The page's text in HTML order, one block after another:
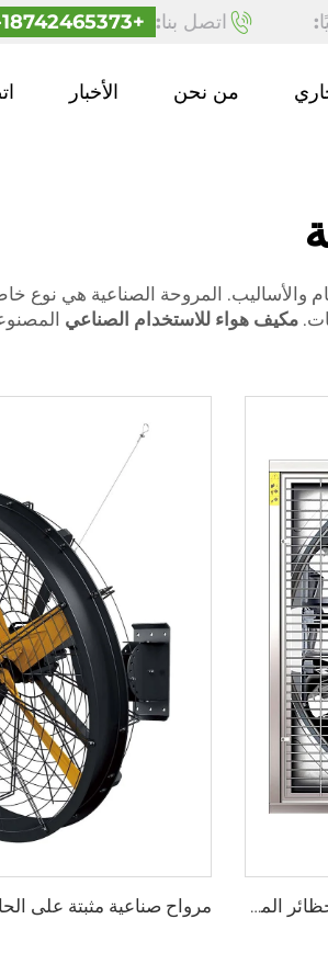
اتصل بنا: +86-18742465373
من نحن الأخبار
والأساليب. المروحة الصناعية هي نوع
مكيف هواء للاستخدام الصناعي
مروحة جدارية صناعية مقاس 1530 مم للحظائر المغلفة بالزنك والمصنوعة من الفولاذ المقاوم للصدأ